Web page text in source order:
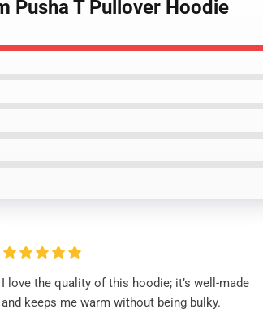
Pusha T Pullover Hoodie
I love the quality of this hoodie; it’s well-made
and keeps me warm without being bulky.